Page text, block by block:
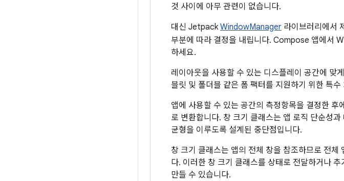
것 사이에 아무 관련이 없습니다.
대신 Jetpack WindowManager 라이브러리에서
부분에 따라 결정을 내립니다. Compose 앱에서
하세요.
레이아웃을 사용할 수 있는 디스플레이 공간에 맞
블릿 및 폴더블 같은 폼 팩터를 지원하기 위한 특
앱에 사용할 수 있는 공간의 측정항목을 결정한 후
로 변환합니다. 창 크기 클래스는 앱 로직 단순성
균형을 이루도록 설계된 중단점입니다.
창 크기 클래스는 앱의 전체 창을 참조하므로 전
다. 이러한 창 크기 클래스를 상태로 전달하거나
만들 수 있습니다.